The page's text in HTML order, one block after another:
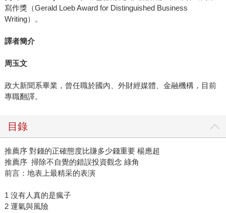
寫作獎（Gerald Loeb Award for Distinguished Business
Writing）。
譯者簡介
周玉文
政大新聞系畢業，曾任職於國內、外財經媒體、金融機構，目前
專職翻譯。
目錄
推薦序 對錢的正確態度比賺多少錢重要 楊應超
推薦序 掃除不自覺的錯誤投資觀念 綠角
前言：地表上最精采的表演
1 沒有人真的是瘋子
2 運氣與風險